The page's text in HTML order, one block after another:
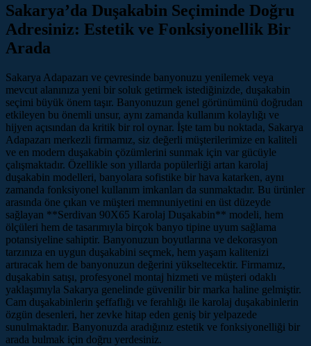
Sakarya’da Duşakabin Seçiminde Doğru
Adresiniz: Estetik ve Fonksiyonellik Bir
Arada
Sakarya Adapazarı ve çevresinde banyonuzu yenilemek veya
mevcut alanınıza yeni bir soluk getirmek istediğinizde, duşakabin
seçimi büyük önem taşır. Banyonuzun genel görünümünü doğrudan
etkileyen bu önemli unsur, aynı zamanda kullanım kolaylığı ve
hijyen açısından da kritik bir rol oynar. İşte tam bu noktada, Sakarya
Adapazarı merkezli firmamız, siz değerli müşterilerimize en kaliteli
ve en modern duşakabin çözümlerini sunmak için var gücüyle
çalışmaktadır. Özellikle son yıllarda popülerliği artan karolaj
duşakabin modelleri, banyolara sofistike bir hava katarken, aynı
zamanda fonksiyonel kullanım imkanları da sunmaktadır. Bu ürünler
arasında öne çıkan ve müşteri memnuniyetini en üst düzeyde
sağlayan **Serdivan 90X65 Karolaj Duşakabin** modeli, hem
ölçüleri hem de tasarımıyla birçok banyo tipine uyum sağlama
potansiyeline sahiptir. Banyonuzun boyutlarına ve dekorasyon
tarzınıza en uygun duşakabini seçmek, hem yaşam kalitenizi
artıracak hem de banyonuzun değerini yükseltecektir. Firmamız,
duşakabin satışı, profesyonel montaj hizmeti ve müşteri odaklı
yaklaşımıyla Sakarya genelinde güvenilir bir marka haline gelmiştir.
Cam duşakabinlerin şeffaflığı ve ferahlığı ile karolaj duşakabinlerin
özgün desenleri, her zevke hitap eden geniş bir yelpazede
sunulmaktadır. Banyonuzda aradığınız estetik ve fonksiyonelliği bir
arada bulmak için doğru yerdesiniz.